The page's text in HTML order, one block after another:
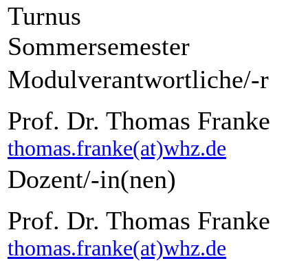
Turnus
Sommersemester
Modulverantwortliche/-r
Prof. Dr. Thomas Franke
thomas.franke(at)whz.de
Dozent/-in(nen)
Prof. Dr. Thomas Franke
thomas.franke(at)whz.de